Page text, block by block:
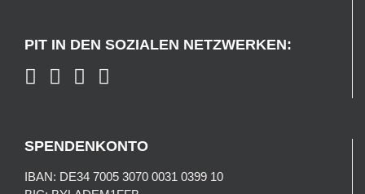
PIT IN DEN SOZIALEN NETZWERKEN:
SPENDENKONTO
IBAN: DE34 7005 3070 0031 0399 10